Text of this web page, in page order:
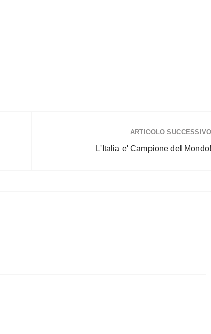
ARTICOLO SUCCESSIVO
L'Italia e' Campione del Mondo!